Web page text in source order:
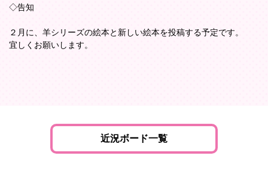
◇告知
２月に、羊シリーズの絵本と新しい絵本を投稿する予定です。
宜しくお願いします。
近況ボード一覧